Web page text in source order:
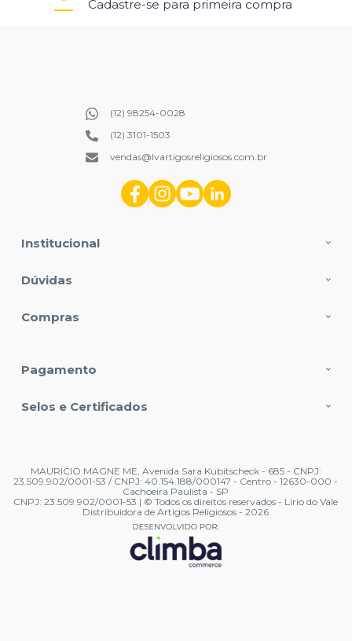
Cadastre-se para primeira compra
Institucional
Dúvidas
Compras
(12) 98254-0028
(12) 3101-1503
vendas@lvartigosreligiosos.com.br
Pagamento
Selos e Certificados
MAURICIO MAGNE ME, Avenida Sara Kubitscheck - 685 - CNPJ:
23.509.902/0001-53 / CNPJ: 40.154.188/000147 - Centro - 12630-000 -
Cachoeira Paulista - SP
CNPJ: 23.509.902/0001-53 | © Todos os direitos reservados - Lirio do Vale
Distribuidora de Artigos Religiosos - 2026